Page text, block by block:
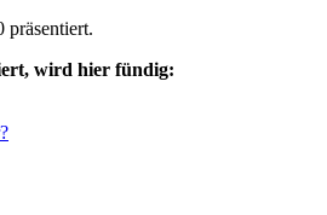
wird hier fündig: